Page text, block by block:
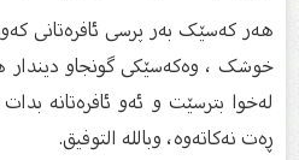
هەر کەسێک بەر پرسی ئافرەتانی
خوشک ، وەکەسێکی گونجاو دیندار
لەخوا بترسێت و ئەو ئافرەتانە
ڕەت نەکاتەوە، وبالله التوفيق.